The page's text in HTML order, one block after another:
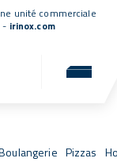
unité commerciale
- irinox.com
Pizzas